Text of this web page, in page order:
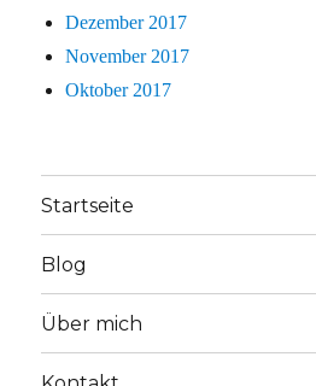
Dezember 2017
November 2017
Oktober 2017
Startseite
Blog
Über mich